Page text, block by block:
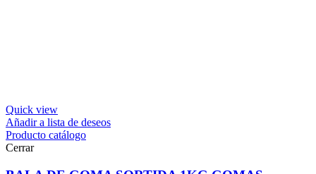
Quick view
Añadir a lista de deseos
Producto catálogo
Cerrar